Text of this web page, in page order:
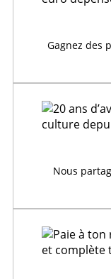
Gagnez des
Nous